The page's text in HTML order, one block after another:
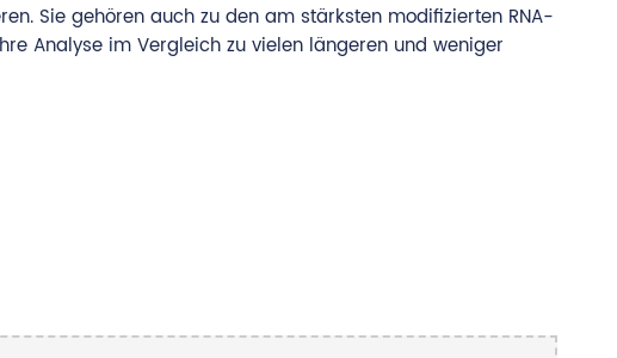
Sie gehören auch zu den am stärksten modifizierten RNA-
Analyse im Vergleich zu vielen längeren und weniger